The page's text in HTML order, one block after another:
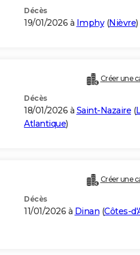
Décès
19/01/2026 à Imphy(Nièvre)
Créer une
Décès
18/01/2026 à Saint-Nazaire (
Atlantique)
Créer une
Décès
11/01/2026 à Dinan (Côtes-